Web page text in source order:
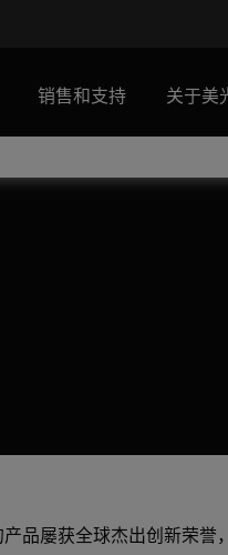
销售和支持 关于美
品屡获全球杰出创新荣